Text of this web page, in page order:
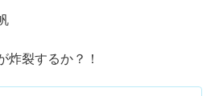
炸裂するか？！